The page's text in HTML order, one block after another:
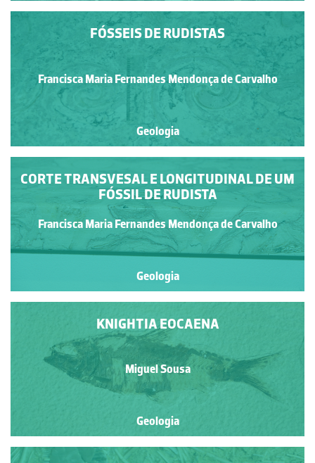
FÓSSEIS DE RUDISTAS
Francisca Maria Fernandes Mendonça de Carvalho
Geologia
CORTE TRANSVESAL E LONGITUDINAL DE UM
FÓSSIL DE RUDISTA
Francisca Maria Fernandes Mendonça de Carvalho
Geologia
KNIGHTIA EOCAENA
Miguel Sousa
Geologia